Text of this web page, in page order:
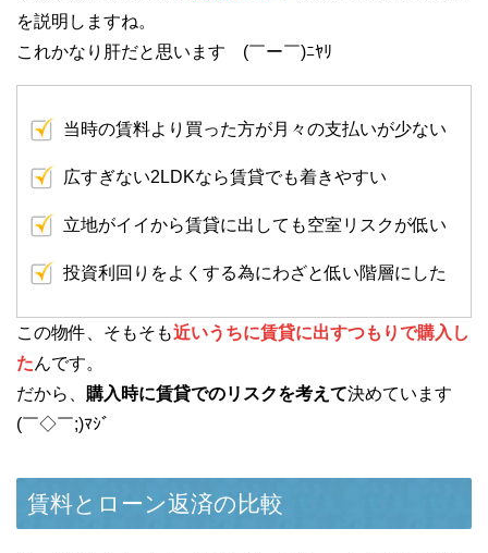
を説明しますね。
これかなり肝だと思います (￣ー￣)ﾆﾔﾘ
当時の賃料より買った方が月々の支払いが少ない
広すぎない2LDKなら賃貸でも着きやすい
立地がイイから賃貸に出しても空室リスクが低い
投資利回りをよくする為にわざと低い階層にした
この物件、そもそも近いうちに賃貸に出すつもりで購入し
たんです。
だから、 購入時に賃貸でのリスクを考えて決めています
(￣◇￣;)ﾏｼﾞ
賃料とローン返済の比較